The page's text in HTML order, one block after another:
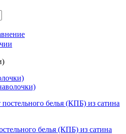
белья (КПБ) из сатина